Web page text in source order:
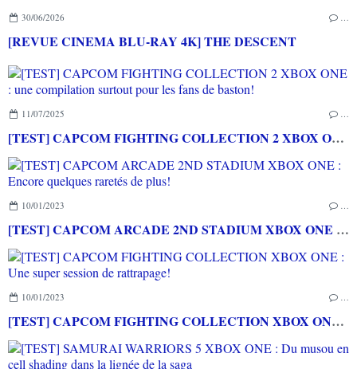
30/06/2026 …
[REVUE CINEMA BLU-RAY 4K] THE DESCENT
11/07/2025 …
[TEST] CAPCOM FIGHTING COLLECTION 2 XBOX ONE : une compilation surtout pour les fans de baston!
10/01/2023 …
[TEST] CAPCOM ARCADE 2ND STADIUM XBOX ONE : Encore quelques raretés de plus!
10/01/2023 …
[TEST] CAPCOM FIGHTING COLLECTION XBOX ONE : Une super session de rattrapage!